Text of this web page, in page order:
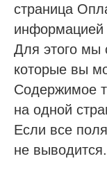
страница
информацией
Для этого мы
которые вы
Содержимое
на одной
Если все
не выводится.
Запустила
85 медициеских
на все ваши
Эксперт